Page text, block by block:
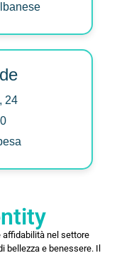
24
affidabilità nel settore
bellezza e benessere. Il